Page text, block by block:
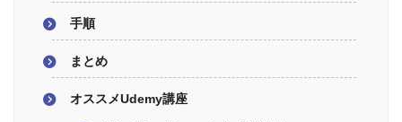
手順
まとめ
オススメUdemy講座